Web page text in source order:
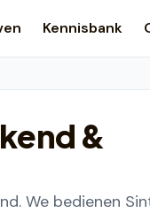
Kennisbank
&
We bedienen